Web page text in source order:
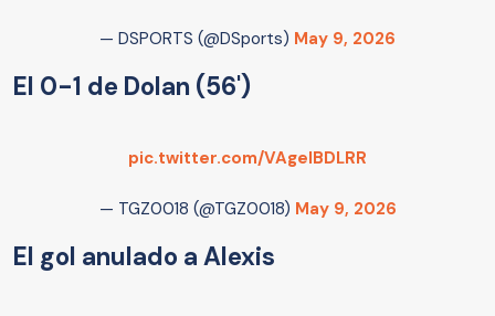
— DSPORTS (@DSports) May 9, 2026
El 0-1 de Dolan (56')
pic.twitter.com/VAgeIBDLRR
— TGZ0018 (@TGZ0018) May 9, 2026
El gol anulado a Alexis